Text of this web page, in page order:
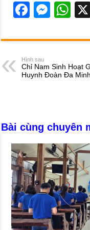
F
c
e
b
k
M
ss
e
n
W
at
s
A
Hình sau
Chỉ Nam Sinh Hoạt
Huynh Đoàn Đa Minh
Bài cùng chuyên